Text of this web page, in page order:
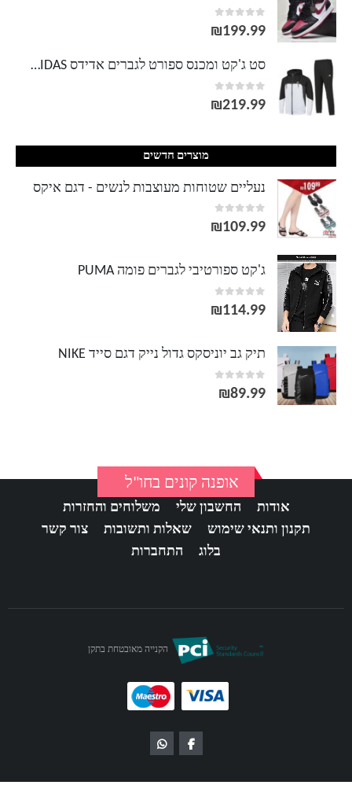
0
out of 5
₪199.99
סט ג'קט ומכנס ספורט לגברים אדידס ADIDAS
0
out of 5
₪219.99
מוצרים חדשים
נעליים שטוחות מעוצבות לנשים - דגם איקס
0
out of 5
₪109.99
ג'קט ספורטיבי לגברים פומה PUMA
0
out of 5
₪114.99
תיק גב יוניסקס גדול נייק דגם סייד NIKE
0
out of 5
₪89.99
אופנה קונים בחו"ל
אודות החשבון שלי
משלוחים והחזרות
תקנון ותנאי שימוש
שאלות ותשובות
צור קשר
בלוג
התחברות
הקנייה מאובטחת בתקן